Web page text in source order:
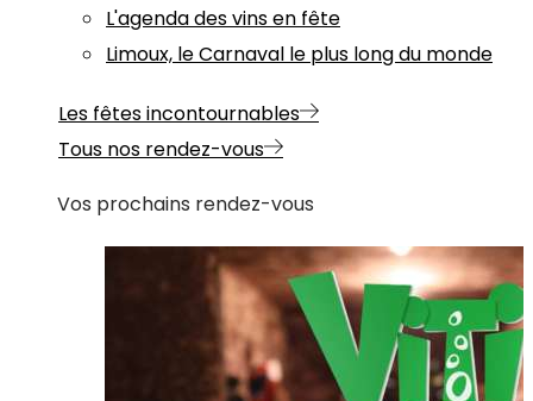
L'agenda des vins en fête
Limoux, le Carnaval le plus long du monde
Les fêtes incontournables
Tous nos rendez-vous
Vos prochains rendez-vous